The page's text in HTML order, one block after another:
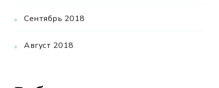
Сентябрь 2018
Август 2018